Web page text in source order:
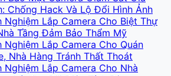
Chống Hack Và Lộ Đổi Hình Ảnh
Nghiệm Lắp Camera Cho Biệt Thự
Tầng Đảm Bảo Thẩm Mỹ
Nghiệm Lắp Camera Cho Quán
Nhà Hàng Tránh Thất Thoát
Nghiệm Lắp Camera Cho Nhà